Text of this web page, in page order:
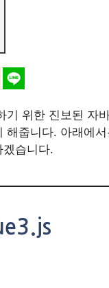
위한 진보된 자
해줍니다. 아래에
습니다.